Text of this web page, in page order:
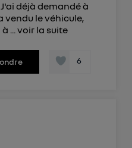
déjà demandé à
vendu le véhicule,
... voir la suite
6
IP et une référence
: votre numéro de
à votre connexion
personnes utilisant la
du foyer ayant consentis.